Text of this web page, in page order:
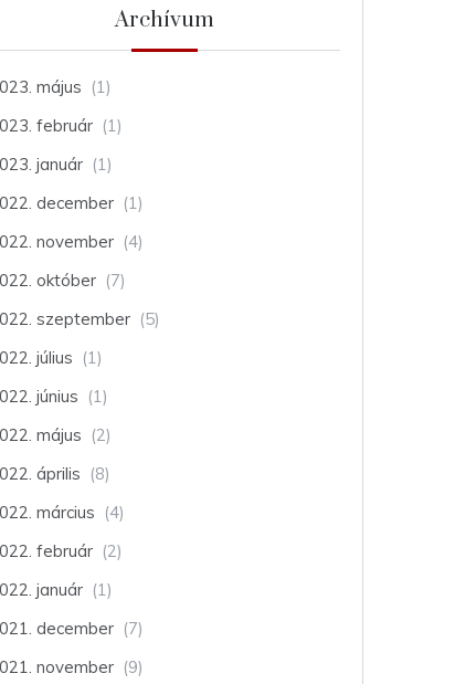
Archívum
május (1)
február (1)
január (1)
december (1)
november (4)
október (7)
szeptember (5)
július (1)
június (1)
május (2)
április (8)
március (4)
február (2)
január (1)
december (7)
november (9)